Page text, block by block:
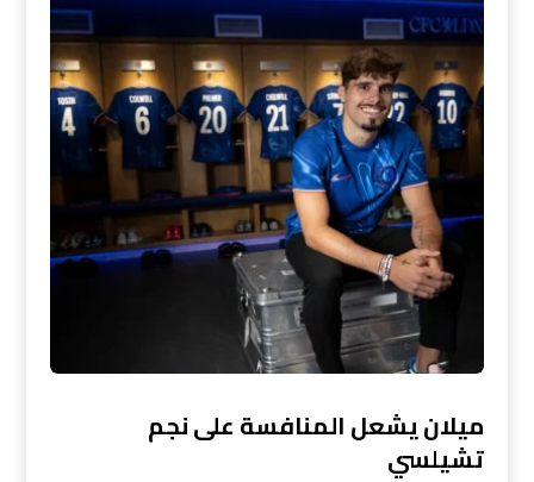
ميلان يشعل المنافسة على نجم
تشيلسي